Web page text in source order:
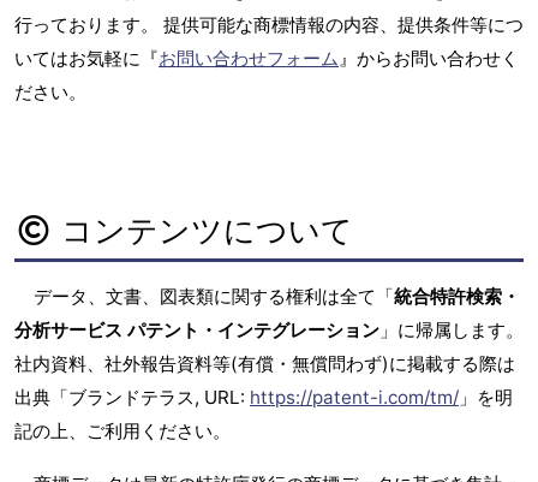
行っております。 提供可能な商標情報の内容、提供条件等につ
いてはお気軽に『お問い合わせフォーム』からお問い合わせく
ださい。
コンテンツについて
データ、文書、図表類に関する権利は全て「統合特許検索・
分析サービス パテント・インテグレーション 」に帰属します。
社内資料、社外報告資料等(有償・無償問わず)に掲載する際は
出典「ブランドテラス, URL: https://patent-i.com/tm/ 」を明
記の上、ご利用ください。